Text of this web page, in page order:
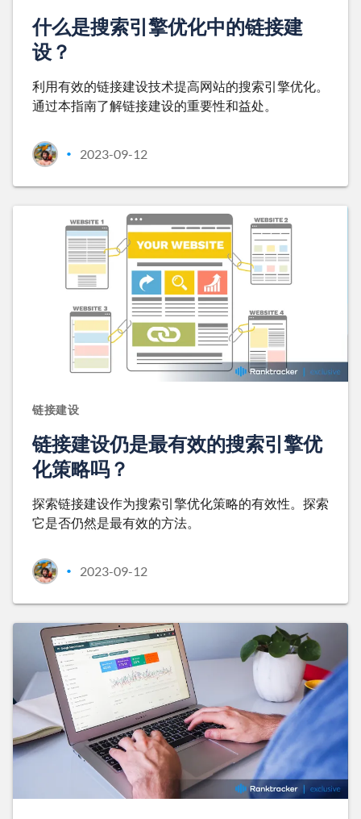
什么是搜索引擎优化中的链接建
设？
利用有效的链接建设技术提高网站的搜索引擎优化。
通过本指南了解链接建设的重要性和益处。
• 2023-09-12
链接建设
链接建设仍是最有效的搜索引擎优
化策略吗？
探索链接建设作为搜索引擎优化策略的有效性。探索
它是否仍然是最有效的方法。
• 2023-09-12